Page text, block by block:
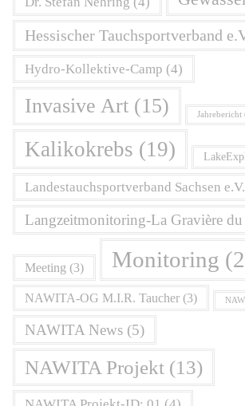
Hessischer Tauchsportverband
Hydro-Kollektive-Camp (4)
Invasive Art (15) Jahrebericht
Kalikokrebs (19)
Landestauchsportverband Sachsen e.V.
Langzeitmonitoring-La Gravière
Meeting (3) Monitoring
NAWITA-OG M.I.R. Taucher (3)
NAWITA News (5)
NAWITA Projekt (13)